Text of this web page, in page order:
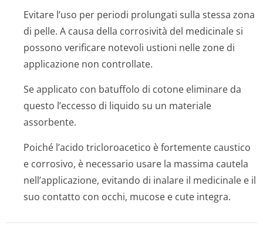
Evitare l’uso per periodi prolungati sulla stessa zona
di pelle. A causa della corrosività del medicinale si
possono verificare notevoli ustioni nelle zone di
applicazione non controllate.
Se applicato con batuffolo di cotone eliminare da
questo l’eccesso di liquido su un materiale
assorbente.
Poiché l’acido tricloroacetico è fortemente caustico
e corrosivo, è necessario usare la massima cautela
nell’applicazione, evitando di inalare il medicinale e il
suo contatto con occhi, mucose e cute integra.